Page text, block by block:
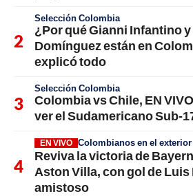
Selección Colombia
¿Por qué Gianni Infantino
Domínguez están en
explicó todo
Selección Colombia
Colombia vs Chile, EN
ver el Sudamericano Sub-
EN VIVO Colombianos en el exterior
Reviva la victoria de
Aston Villa, con gol de Luis
amistoso